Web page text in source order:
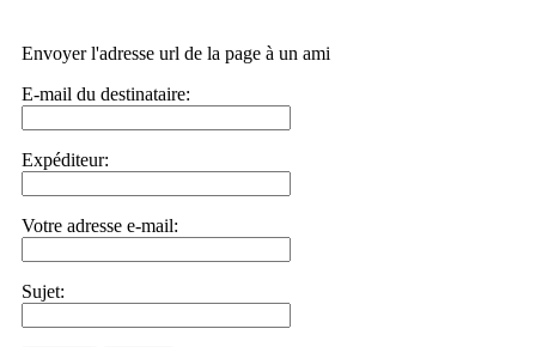
Envoyer l'adresse url de la page à un ami
E-mail du destinataire:
Expéditeur:
Votre adresse e-mail:
Sujet: